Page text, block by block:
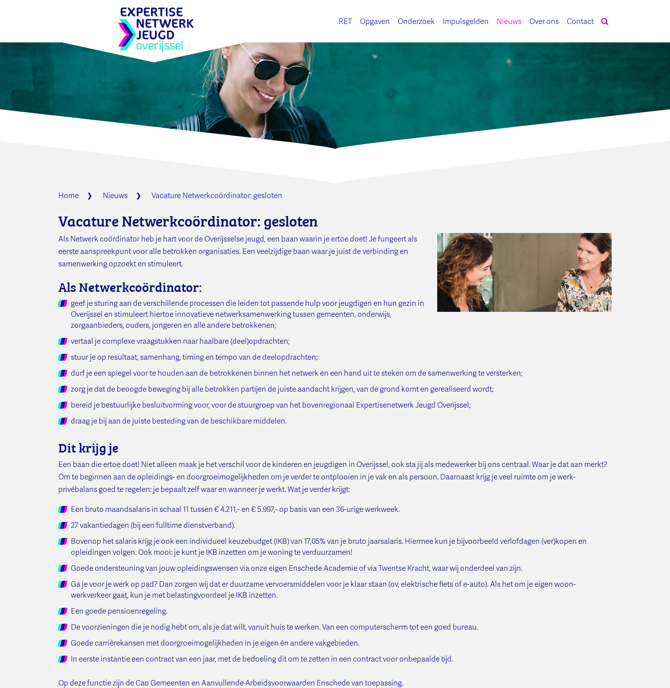
RET Opgaven Onderzoek Impulsgelden Nieuws Over ons Contact
Home Nieuws Vacature Netwerkcoördinator: gesloten
Vacature Netwerkcoördinator: gesloten
Als Netwerk coördinator heb je hart voor de Overijsselse jeugd, een baan waarin je ertoe doet! Je fungeert als
eerste aanspreekpunt voor alle betrokken organisaties. Een veelzijdige baan waar je juist de verbinding en
samenwerking opzoekt en stimuleert.
Als Netwerkcoördinator:
geef je sturing aan de verschillende processen die leiden tot passende hulp voor jeugdigen en hun gezin in
Overijssel en stimuleert hiertoe innovatieve netwerksamenwerking tussen gemeenten, onderwijs,
zorgaanbieders, ouders, jongeren en alle andere betrokkenen;
vertaal je complexe vraagstukken naar haalbare (deel)opdrachten;
stuur je op resultaat, samenhang, timing en tempo van de deelopdrachten;
durf je een spiegel voor te houden aan de betrokkenen binnen het netwerk en een hand uit te steken om de samenwerking te versterken;
zorg je dat de beoogde beweging bij alle betrokken partijen de juiste aandacht krijgen, van de grond komt en gerealiseerd wordt;
bereid je bestuurlijke besluitvorming voor, voor de stuurgroep van het bovenregionaal Expertisenetwerk Jeugd Overijssel;
draag je bij aan de juiste besteding van de beschikbare middelen.
Dit krijg je
Een baan die ertoe doet! Niet alleen maak je het verschil voor de kinderen en jeugdigen in Overijssel, ook sta jij als medewerker bij ons centraal. Waar je dat aan merkt?
Om te beginnen aan de opleidings- en doorgroeimogelijkheden om je verder te ontplooien in je vak en als persoon. Daarnaast krijg je veel ruimte om je werk-
privébalans goed te regelen: je bepaalt zelf waar en wanneer je werkt. Wat je verder krijgt:
Een bruto maandsalaris in schaal 11 tussen € 4.211,- en € 5.997,- op basis van een 36-urige werkweek.
27 vakantiedagen (bij een fulltime dienstverband).
Bovenop het salaris krijg je ook een individueel keuzebudget (IKB) van 17,05% van je bruto jaarsalaris. Hiermee kun je bijvoorbeeld verlofdagen (ver)kopen en
opleidingen volgen. Ook mooi: je kunt je IKB inzetten om je woning te verduurzamen!
Goede ondersteuning van jouw opleidingswensen via onze eigen Enschede Academie of viaTwentse Kracht, waar wij onderdeel van zijn.
Ga je voor je werk op pad? Dan zorgen wij dat er duurzame vervoersmiddelen voor je klaar staan (ov, elektrische fiets of e-auto). Als het om je eigen woon-
werkverkeer gaat, kun je met belastingvoordeel je IKB inzetten.
Een goede pensioenregeling.
De voorzieningen die je nodig hebt om, als je dat wilt, vanuit huis te werken. Van een computerscherm tot een goed bureau.
Goede carrièrekansen met doorgroeimogelijkheden in je eigen én andere vakgebieden.
In eerste instantie een contract van een jaar, met de bedoeling dit om te zetten in een contract voor onbepaalde tijd.
Op deze functie zijn de Cao Gemeenten en Aanvullende Arbeidsvoorwaarden Enschede van toepassing.